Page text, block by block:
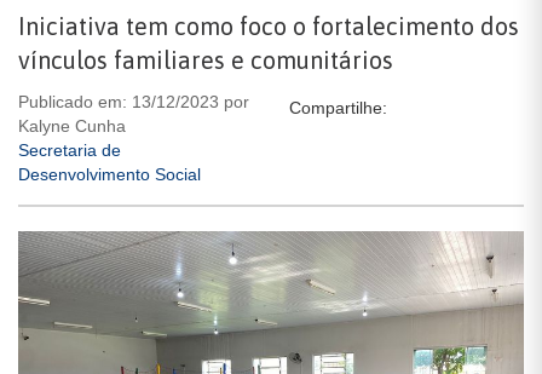
Iniciativa tem como foco o fortalecimento dos
vínculos familiares e comunitários
Publicado em: 13/12/2023 por
Kalyne Cunha
Secretaria de
Desenvolvimento Social
Compartilhe: